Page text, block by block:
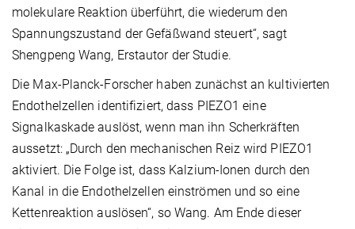
molekulare Reaktion überführt, die wiederum den
Spannungszustand der Gefäßwand steuert“, sagt
Shengpeng Wang, Erstautor der Studie.
Die Max-Planck-Forscher haben zunächst an kultivierten
Endothelzellen identifiziert, dass PIEZO1 eine
Signalkaskade auslöst, wenn man ihn Scherkräften
aussetzt: „Durch den mechanischen Reiz wird PIEZO1
aktiviert. Die Folge ist, dass Kalzium-Ionen durch den
Kanal in die Endothelzellen einströmen und so eine
Kettenreaktion auslösen“, so Wang. Am Ende dieser